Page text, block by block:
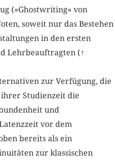
(»Ghostwriting« von
soweit nur das Bestehen
in den ersten
Lehrbeauftragten (↑
zur Verfügung, die
ihrer Studienzeit die
und
vor dem
bereits als ein
zur klassischen